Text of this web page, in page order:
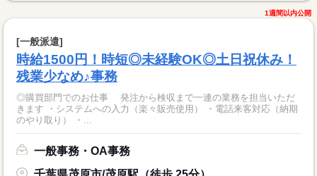
1週間以内公開
[一般派遣]
時給1500円！時短◎未経験OK◎土日祝休み！
残業少なめ♪事務
◎購買部門でのお仕事 発注から検収まで一連の業務を担当いただ
きます ・システムへの入力（楽々販売使用） ・電話来客対応（納期
のやり取り） ・...
一般事務・OA事務